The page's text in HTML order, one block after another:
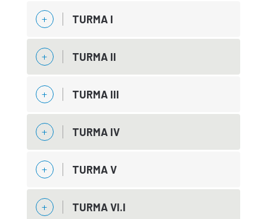
TURMA I
TURMA II
TURMA III
TURMA IV
TURMA V
TURMA VI.I